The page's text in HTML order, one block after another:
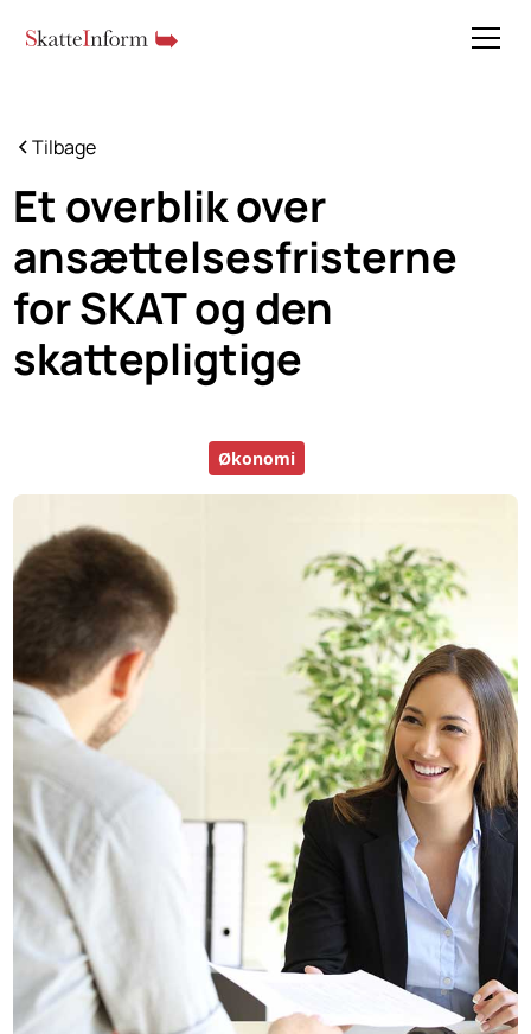
Tilbage
Et overblik over
ansættelsesfristerne
for SKAT og den
skattepligtige
Økonomi